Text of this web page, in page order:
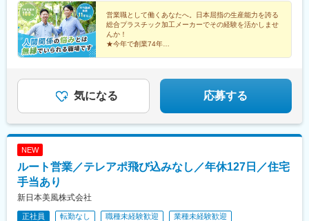
営業職として働くあなたへ。日本屈指の生産能力を誇る
総合プラスチック加工メーカーでその経験を活かしませ
んか！
★今年で創業74年
★賞与実績4.7カ月+10万円
気になる 応募する
NEW
ルート営業／テレアポ飛び込みなし／年休127日／住宅
手当あり
新日本美風株式会社
正社員 転勤なし 職種未経験歓迎 業種未経験歓迎